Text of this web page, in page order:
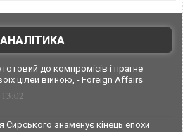
АНАЛІТИКА
до компромісів і прагне
цілей війною, - Foreign Affairs
Сирського знаменує кінець епохи